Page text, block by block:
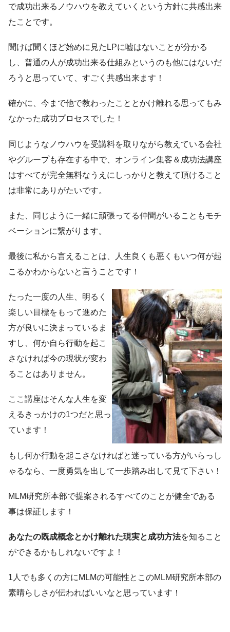
で成功出来るノウハウを教えていくという方針に共感出来
たことです。
聞けば聞くほど始めに見たLPに嘘はないことが分かる
し、普通の人が成功出来る仕組みというのも他にはないだ
ろうと思っていて、すごく共感出来ます！
確かに、今まで他で教わったこととかけ離れる思ってもみ
なかった成功プロセスでした！
同じようなノウハウを受講料を取りながら教えている会社
やグループも存在する中で、オンライン集客＆成功法講座
はすべてが完全無料なうえにしっかりと教えて頂けること
は非常にありがたいです。
また、同じように一緒に頑張ってる仲間がいることもモチ
ベーションに繋がります。
最後に私から言えることは、人生良くも悪くもいつ何が起
こるかわからないと言うことです！
たった一度の人生、明るく
楽しい目標をもって進めた
方が良いに決まっているま
すし、何か自ら行動を起こ
さなければ今の現状が変わ
ることはありません。
ここ講座はそんな人生を変
えるきっかけの1つだと思っ
ています！
もし何か行動を起こさなければと迷っている方がいらっし
ゃるなら、一度勇気を出して一歩踏み出して見て下さい！
MLM研究所本部で提案されるすべてのことが健全である
事は保証します！
あなたの既成概念とかけ離れた現実と成功方法を知ること
ができるかもしれないですよ！
1人でも多くの方にMLMの可能性とこのMLM研究所本部の
素晴らしさが伝わればいいなと思っています！